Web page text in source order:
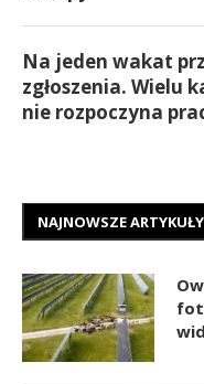
Na jeden wakat
zgłoszenia. Wielu
nie rozpoczyna
NAJNOWSZE ARTYKUŁY